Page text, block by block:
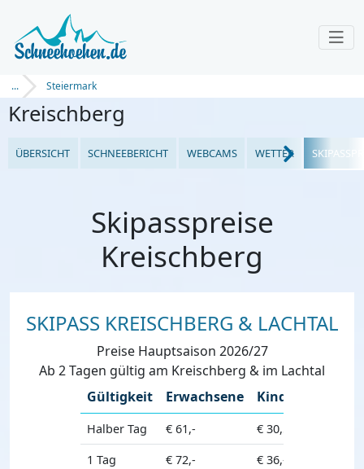
... Steiermark
Kreischberg
ÜBERSICHT SCHNEEBERICHT WEBCAMS WETTER
Skipasspreise
Kreischberg
SKIPASS KREISCHBERG & LACHTAL
Preise Hauptsaison 2026/27
Ab 2 Tagen gültig am Kreischberg & im Lachtal
Gültigkeit
Erwachsene Kinder
Halber Tag € 61,-
€ 30,50
1 Tag
€ 72,-
€ 36,-